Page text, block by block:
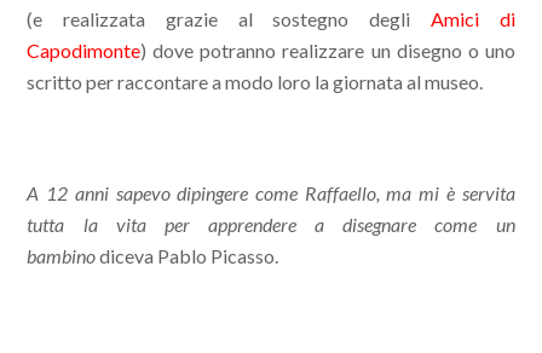
(e realizzata grazie al sostegno degli Amici di
Capodimonte) dove potranno realizzare un disegno o uno
scritto per raccontare a modo loro la giornata al museo.
A 12 anni sapevo dipingere come Raffaello, ma mi è servita
tutta la vita per apprendere a disegnare come un
bambinodiceva Pablo Picasso.